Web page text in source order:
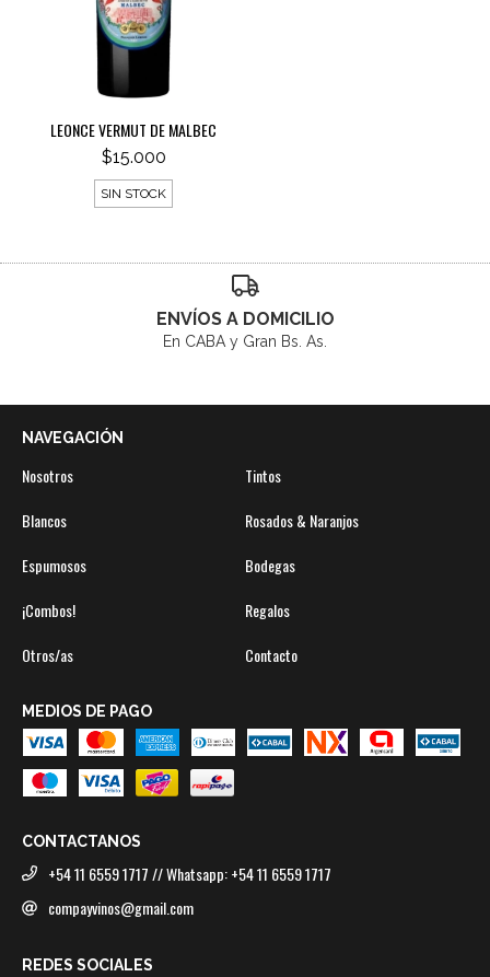
LEONCE VERMUT DE MALBEC
$15.000
SIN STOCK
ENVÍOS A DOMICILIO
En CABA y Gran Bs. As.
NAVEGACIÓN
Nosotros
Tintos
Blancos
Rosados & Naranjos
Espumosos
Bodegas
¡Combos!
Regalos
Otros/as
Contacto
MEDIOS DE PAGO
CONTACTANOS
+54 11 6559 1717 // Whatsapp: +54 11 6559 1717
compayvinos@gmail.com
REDES SOCIALES